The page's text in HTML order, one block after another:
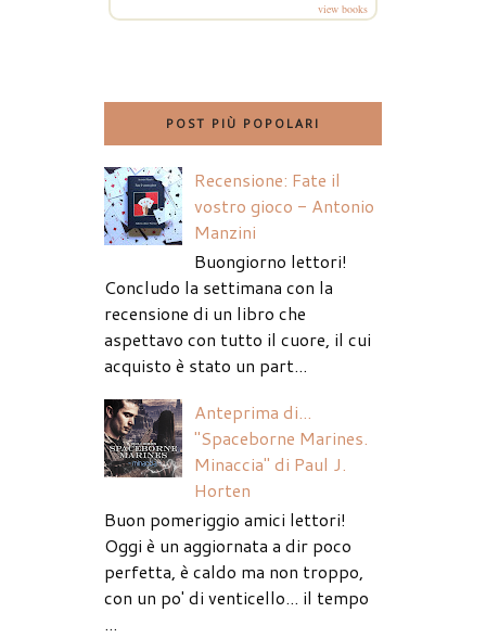
view books
POST PIÙ POPOLARI
Recensione: Fate il
vostro gioco - Antonio
Manzini
Buongiorno lettori!
Concludo la settimana con la
recensione di un libro che
aspettavo con tutto il cuore, il cui
acquisto è stato un part...
Anteprima di...
"Spaceborne Marines.
Minaccia" di Paul J.
Horten
Buon pomeriggio amici lettori!
Oggi è un aggiornata a dir poco
perfetta, è caldo ma non troppo,
con un po' di venticello... il tempo
...